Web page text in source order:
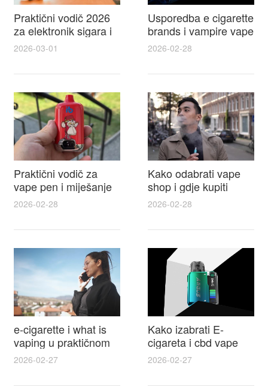
Praktični vodič 2026
za elektronik sigara i
mtm e cigarete s
recenzijama i
2026-03-01
Usporedba e cigarette
brands i vampire vape
za 2026 – vodič s
i najboljim ponudama
2026-02-28
Praktični vodič za
vape pen i miješanje
e tekućina za sigurnije
punjenje i bolje okuse
2026-02-28
Kako odabrati vape
shop i gdje kupiti
Disposable Vapes uz
najbolje cijene
2026-02-28
e-cigarette i what is
vaping u praktičnom
vodiču za početnike i
odgovorne korisnike
2026-02-27
Kako izabrati E-
cigareta i cbd vape
top modeli sigurnost
praktični savjeti za
kupovinu
2026-02-27